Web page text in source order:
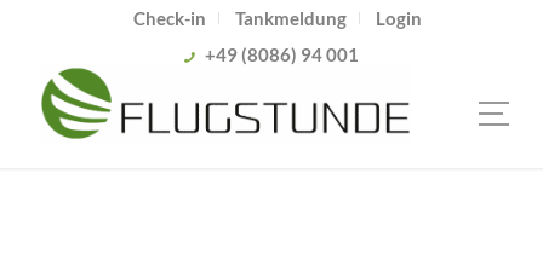
Check-in Tankmeldung
Login
+49 (8086) 94 001